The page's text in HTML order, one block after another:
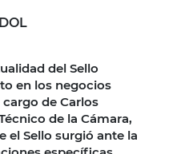
del Sello
en los negocios
de Carlos
de la Cámara,
el Sello surgió ante la